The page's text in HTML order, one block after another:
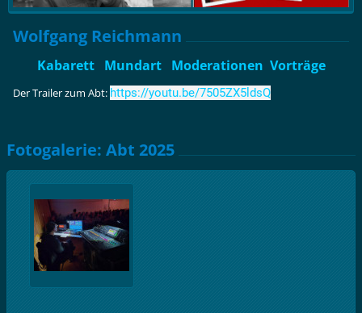
Wolfgang Reichmann
Kabarett Mundart Moderationen Vorträge
Der Trailer zum Abt: https://youtu.be/7505ZX5ldsQ
Fotogalerie: Abt 2025